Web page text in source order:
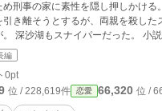
家に素性を隠し押しかける。 刑事はスナイパーにな
き離そうとするが、両親を殺した
命を狙われ
編
0pt
位 / 228,619件 恋愛 66,320 位 /